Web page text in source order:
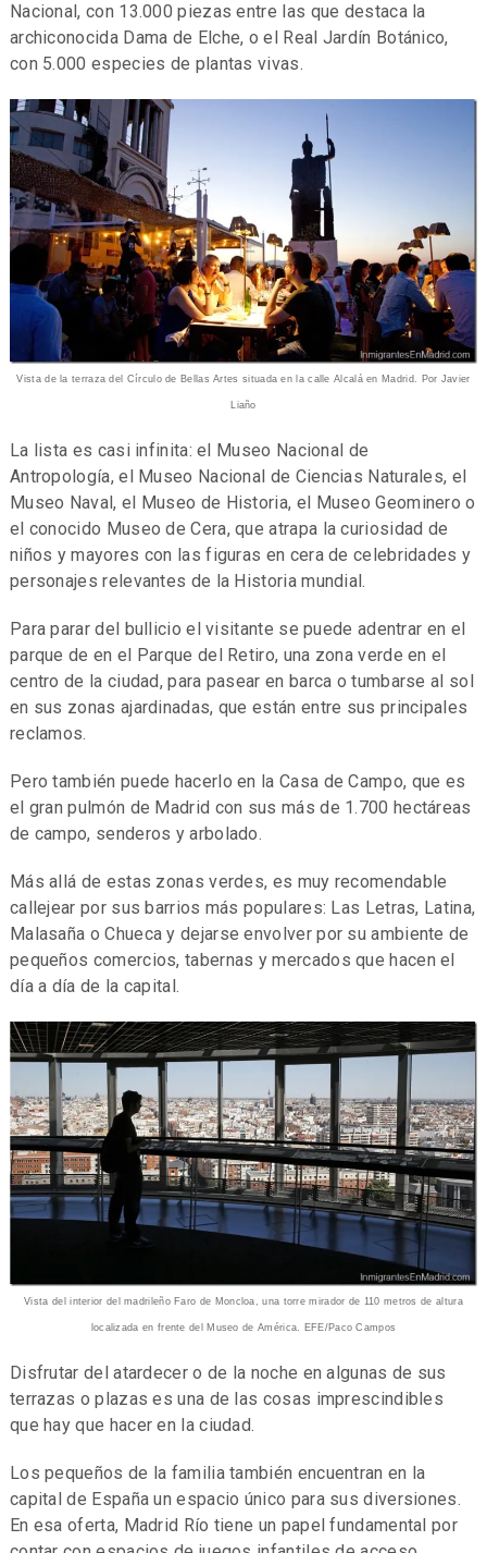
Nacional, con 13.000 piezas entre las que destaca la
archiconocida Dama de Elche, o el Real Jardín Botánico,
con 5.000 especies de plantas vivas.
Vista de la terraza del Círculo de Bellas Artes situada en la calle Alcalá en Madrid. Por Javier
Liaño
La lista es casi infinita: el Museo Nacional de
Antropología, el Museo Nacional de Ciencias Naturales, el
Museo Naval, el Museo de Historia, el Museo Geominero o
el conocido Museo de Cera, que atrapa la curiosidad de
niños y mayores con las figuras en cera de celebridades y
personajes relevantes de la Historia mundial.
Para parar del bullicio el visitante se puede adentrar en el
parque de en el Parque del Retiro, una zona verde en el
centro de la ciudad, para pasear en barca o tumbarse al sol
en sus zonas ajardinadas, que están entre sus principales
reclamos.
Pero también puede hacerlo en la Casa de Campo, que es
el gran pulmón de Madrid con sus más de 1.700 hectáreas
de campo, senderos y arbolado.
Más allá de estas zonas verdes, es muy recomendable
callejear por sus barrios más populares: Las Letras, Latina,
Malasaña o Chueca y dejarse envolver por su ambiente de
pequeños comercios, tabernas y mercados que hacen el
día a día de la capital.
Vista del interior del madrileño Faro de Moncloa, una torre mirador de 110 metros de altura
localizada en frente del Museo de América. EFE/Paco Campos
Disfrutar del atardecer o de la noche en algunas de sus
terrazas o plazas es una de las cosas imprescindibles
que hay que hacer en la ciudad.
Los pequeños de la familia también encuentran en la
capital de España un espacio único para sus diversiones.
En esa oferta, Madrid Río tiene un papel fundamental por